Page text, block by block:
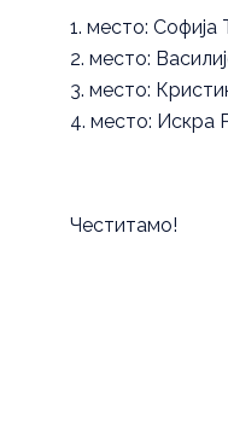
место: Софија
место:
место:
место: Искра
Честитамо!